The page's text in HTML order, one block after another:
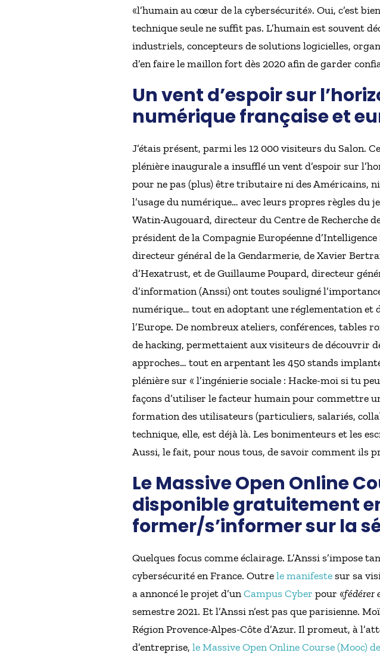
«l’humain au cœur de la cybersécurité». Oui, c’est
technique seule ne suffit pas. L’humain est souvent
industriels, concepteurs de solutions logicielles,
d’en faire le maillon fort dès 2020 afin de garder
Un vent d’espoir sur
numérique française et
J’étais présent, parmi les 12 000 visiteurs du Salon.
plénière inaugurale a insufflé un vent d’espoir sur
pour ne pas (plus) être tributaire ni des Américains,
l’usage du numérique… avec leurs propres règles du
Watin-Augouard, directeur du Centre de Recherche
président de la Compagnie Européenne
directeur général de la Gendarmerie, de Xavier
d’Hexatrust, et de Guillaume Poupard, directeur
d’information (Anssi) ont toutes souligné
numérique… tout en adoptant une réglementation et
l’Europe. De nombreux ateliers, conférences, tables
de hacking, permettaient aux visiteurs de découvrir
approches… tout en arpentant les 450 stands
plénière sur « l’ingénierie sociale : Hacke-moi si tu
façons d’utiliser le facteur humain pour commettre
formation des utilisateurs (particuliers, salariés,
technique, elle, est déjà là. Les bonimenteurs et les
Aussi, le fait, pour nous tous, de savoir comment ils
Le Massive Open Online
disponible gratuitement
former/s’informer sur la
Quelques focus comme éclairage. L’Anssi s’impose
cybersécurité en France. Outrele manifestesur sa
a annoncé le projet d’unCampus Cyber pour «fédérer
semestre 2021. Et l’Anssi n’est pas que parisienne.
Région Provence-Alpes-Côte d’Azur. Il promeut, à
d’entreprise, le Massive Open Online Course (Mooc)